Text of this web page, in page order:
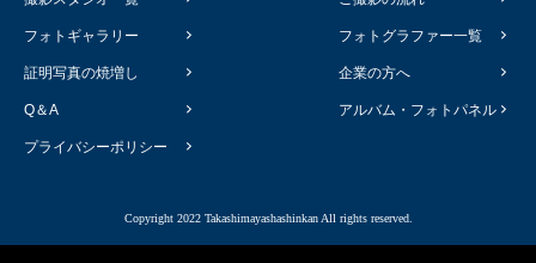
フォトギャラリー フォトグラファー一覧
証明写真の焼増し 企業の方へ
Q＆A アルバム・フォトパネル
プライバシーポリシー
Copyright 2022 Takashimayashashinkan All rights reserved.